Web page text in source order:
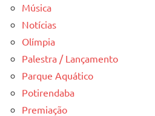
Música
Notícias
Olímpia
Palestra / Lançamento
Parque Aquático
Potirendaba
Premiação